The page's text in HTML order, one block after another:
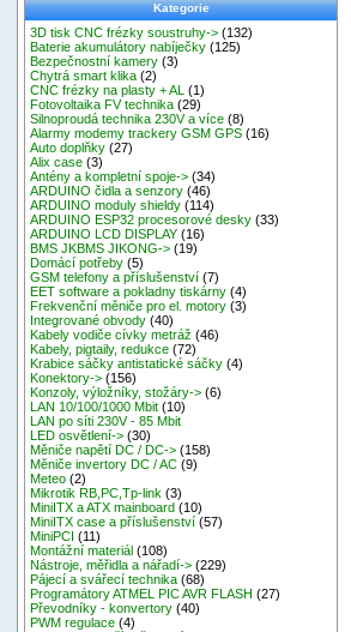
Kategorie
3D tisk CNC frézky soustruhy-> (132)
Baterie akumulátory nabíječky (125)
Bezpečnostní kamery (3)
Chytrá smart klika (2)
CNC frézky na plasty + AL
(1)
Fotovoltaika FV technika (29)
Silnoproudá technika 230V a více (8)
Alarmy modemy trackery GSM GPS (16)
Auto doplňky (27)
Alix case (3)
Antény a kompletní spoje-> (34)
ARDUINO čidla a senzory (46)
ARDUINO moduly shieldy (114)
ARDUINO ESP32 procesorové desky (33)
ARDUINO LCD DISPLAY (16)
BMS JKBMS JIKONG-> (19)
Domácí potřeby (5)
GSM telefony a příslušenství (7)
EET software a pokladny tiskárny (4)
Frekvenční měniče pro el. motory (3)
Integrované obvody (40)
Kabely vodiče cívky metráž (46)
Kabely, pigtaily, redukce (72)
Krabice sáčky antistatické sáčky (4)
Konektory-> (156)
Konzoly, výložníky, stožáry-> (6)
LAN 10/100/1000 Mbit (10)
LAN po síti 230V - 85 Mbit
LED osvětlení-> (30)
Měniče napětí DC / DC-> (158)
Měniče invertory DC / AC (9)
Meteo (2)
Mikrotik RB,PC,Tp-link (3)
MiniITX a ATX mainboard (10)
MiniITX case a příslušenství (57)
MiniPCI (11)
Montážní materiál (108)
Nástroje, měřidla a nářadí-> (229)
Pájecí a svářecí technika (68)
Programátory ATMEL PIC AVR FLASH (27)
Převodníky - konvertory (40)
PWM regulace (4)